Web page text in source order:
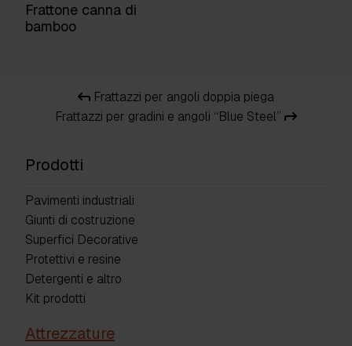
Frattazzi per angoli doppia piega
Frattazzi per gradini e angoli “Blue Steel”
Prodotti
Pavimenti industriali
Giunti di costruzione
Superfici Decorative
Protettivi e resine
Detergenti e altro
Kit prodotti
Attrezzature
Frattone canna di
bamboo